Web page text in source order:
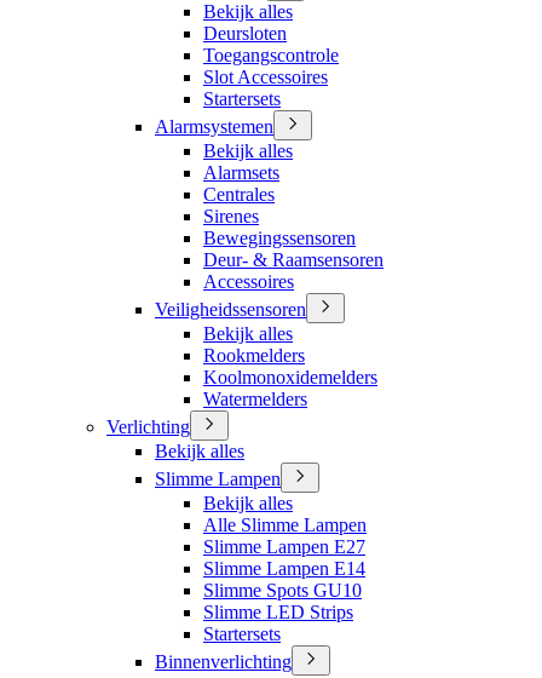
Bekijk alles
Deursloten
Toegangscontrole
Slot Accessoires
Startersets
Alarmsystemen
Bekijk alles
Alarmsets
Centrales
Sirenes
Bewegingssensoren
Deur- & Raamsensoren
Accessoires
Veiligheidssensoren
Bekijk alles
Rookmelders
Koolmonoxidemelders
Watermelders
Verlichting
Bekijk alles
Slimme Lampen
Bekijk alles
Alle Slimme Lampen
Slimme Lampen E27
Slimme Lampen E14
Slimme Spots GU10
Slimme LED Strips
Startersets
Binnenverlichting